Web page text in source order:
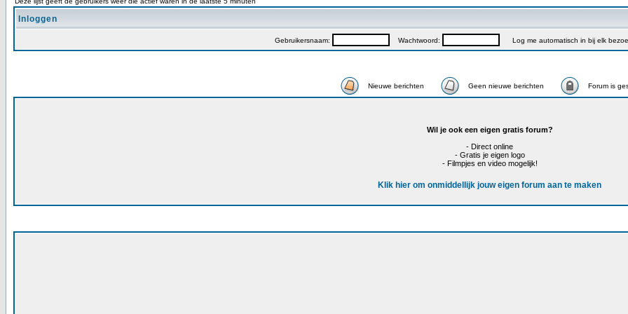
Inloggen
Gebruikersnaam: Wachtwoord: Log me automatisch in bij elk
Nieuwe berichten Geen nieuwe berichten Forum is
Wil je ook een eigen gratis forum?
- Direct online
- Gratis je eigen logo
- Filmpjes en video mogelijk!
Klik hier om onmiddellijk jouw eigen forum aan te maken